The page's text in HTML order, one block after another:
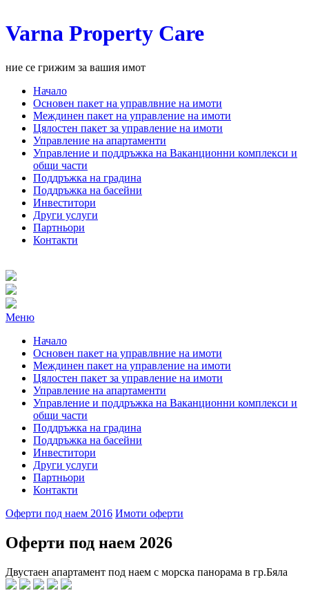
Varna Property Care
ние се грижим за вашия имот
Начало
Основен пакет на управлвние на имоти
Междинен пакет на управление на имоти
Цялостен пакет за управление на имоти
Управление на апартаменти
Управление и поддръжка на Ваканционни комплекси и
общи части
Поддръжка на градина
Поддръжка на басейни
Инвеститори
Други услуги
Партньори
Контакти
Меню
Начало
Основен пакет на управлвние на имоти
Междинен пакет на управление на имоти
Цялостен пакет за управление на имоти
Управление на апартаменти
Управление и поддръжка на Ваканционни комплекси и
общи части
Поддръжка на градина
Поддръжка на басейни
Инвеститори
Други услуги
Партньори
Контакти
Оферти под наем 2016 Имоти оферти
Оферти под наем 2026
Двустаен апартамент под наем с морска панорама в гр.Бяла